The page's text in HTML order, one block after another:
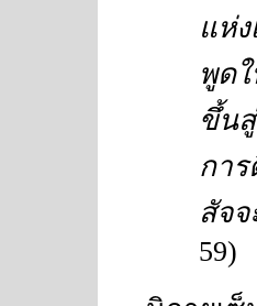
แห่
พูด
ขึ้น
กา
สัจ
59)